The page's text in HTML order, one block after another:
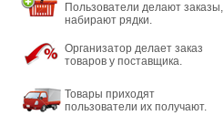
Пользователи делают заказы,
набирают рядки.
Организатор делает заказ
товаров у поставщика.
Товары приходят
пользователи их получают.